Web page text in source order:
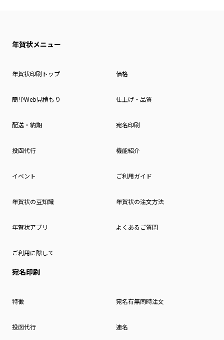
年賀状メニュー
年賀状印刷トップ 価格
簡単Web見積もり 仕上げ・品質
配送・納期 宛名印刷
投函代行 機能紹介
イベント ご利用ガイド
年賀状の豆知識 年賀状の注文方法
年賀状アプリ よくあるご質問
ご利用に際して
宛名印刷
特徴 宛名有無同時注文
投函代行 連名